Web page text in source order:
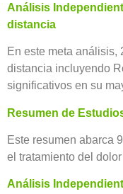
Análisis
distancia
En este meta análisis,
distancia incluyendo
significativos en su
Resumen de
Este resumen abarca
el tratamiento del
Análisis